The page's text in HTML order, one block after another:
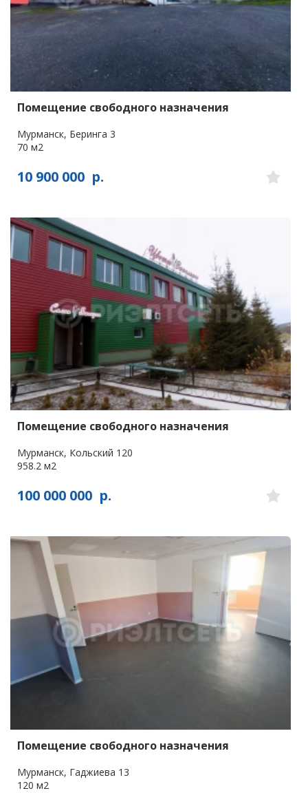
Помещение свободного назначения
Мурманск, Беринга 3
70 м2
10 900 000 р.
Помещение свободного назначения
Мурманск, Кольский 120
958.2 м2
100 000 000 р.
Помещение свободного назначения
Мурманск, Гаджиева 13
120 м2